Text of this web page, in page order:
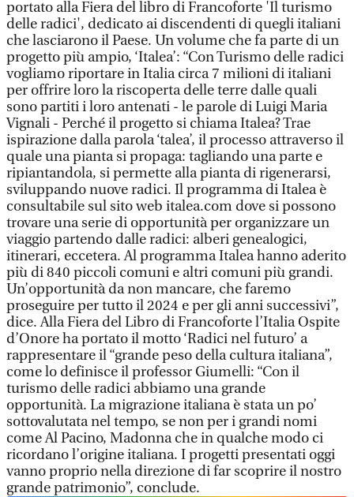
portato alla Fiera del libro di Francoforte 'Il turismo
delle radici', dedicato ai discendenti di quegli italiani
che lasciarono il Paese. Un volume che fa parte di un
progetto più ampio, ‘Italea’: “Con Turismo delle radici
vogliamo riportare in Italia circa 7 milioni di italiani
per offrire loro la riscoperta delle terre dalle quali
sono partiti i loro antenati - le parole di Luigi Maria
Vignali - Perché il progetto si chiama Italea? Trae
ispirazione dalla parola ‘talea’, il processo attraverso il
quale una pianta si propaga: tagliando una parte e
ripiantandola, si permette alla pianta di rigenerarsi,
sviluppando nuove radici. Il programma di Italea è
consultabile sul sito web italea.com dove si possono
trovare una serie di opportunità per organizzare un
viaggio partendo dalle radici: alberi genealogici,
itinerari, eccetera. Al programma Italea hanno aderito
più di 840 piccoli comuni e altri comuni più grandi.
Un’opportunità da non mancare, che faremo
proseguire per tutto il 2024 e per gli anni successivi”,
dice. Alla Fiera del Libro di Francoforte l’Italia Ospite
d’Onore ha portato il motto ‘Radici nel futuro’ a
rappresentare il “grande peso della cultura italiana”,
come lo definisce il professor Giumelli: “Con il
turismo delle radici abbiamo una grande
opportunità. La migrazione italiana è stata un po’
sottovalutata nel tempo, se non per i grandi nomi
come Al Pacino, Madonna che in qualche modo ci
ricordano l’origine italiana. I progetti presentati oggi
vanno proprio nella direzione di far scoprire il nostro
grande patrimonio”, conclude.